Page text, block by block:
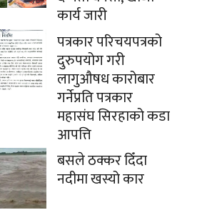
कार्य जारी
पत्रकार परिचयपत्रको
दुरुपयोग गरी
लागुऔषध कारोबार
गर्नेप्रति पत्रकार
महासंघ सिरहाको कडा
आपत्ति
बसले ठक्कर दिँदा
नदीमा खस्यो कार